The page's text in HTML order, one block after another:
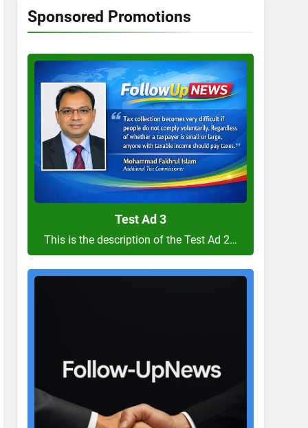
Sponsored Promotions
Test
Ad
3
Test Ad 3
This is the description of the Test Ad 2…